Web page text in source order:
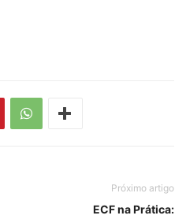
Próximo artigo
ECF na Prática: